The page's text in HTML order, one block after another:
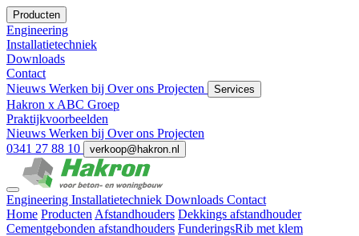
Producten
Engineering
Installatietechniek
Downloads
Contact
Nieuws Werken bij Over ons Projecten Services
Hakron x ABC Groep
Praktijkvoorbeelden
Nieuws Werken bij Over ons Projecten
0341 27 88 10
verkoop@hakron.nl
Engineering Installatietechniek Downloads Contact
Home Producten Afstandhouders Dekkings afstandhouder
Cementgebonden afstandhouders FunderingsRib met klem